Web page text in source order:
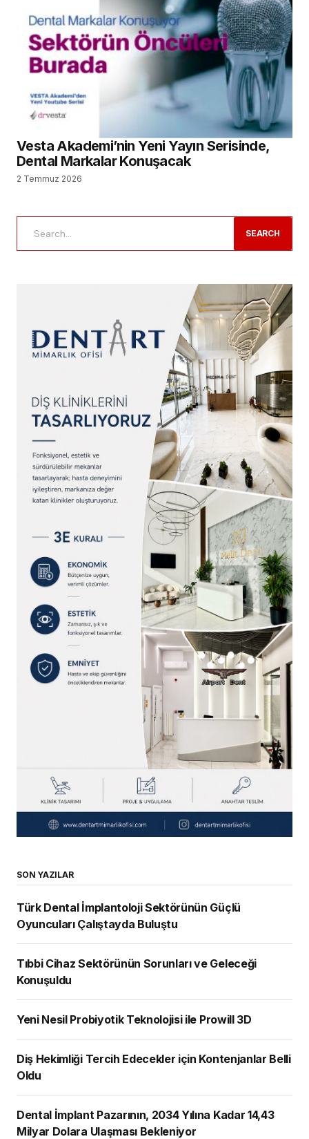
Vesta Akademi’nin Yeni Yayın Serisinde,
Dental Markalar Konuşacak
2 Temmuz 2026
SEARCH
SON YAZILAR
Türk Dental İmplantoloji Sektörünün Güçlü
Oyuncuları Çalıştayda Buluştu
Tıbbi Cihaz Sektörünün Sorunları ve Geleceği
Konuşuldu
Yeni Nesil Probiyotik Teknolojisi ile Prowill 3D
Diş Hekimliği Tercih Edecekler için Kontenjanlar Belli
Oldu
Dental İmplant Pazarının, 2034 Yılına Kadar 14,43
Milyar Dolara Ulaşması Bekleniyor